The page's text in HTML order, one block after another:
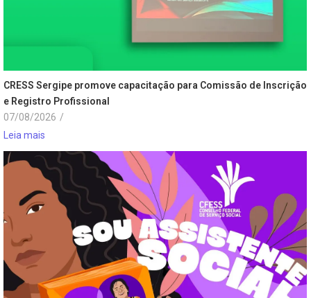
CRESS Sergipe promove capacitação para Comissão de Inscrição
e Registro Profissional
07/08/2026 /
Leia mais